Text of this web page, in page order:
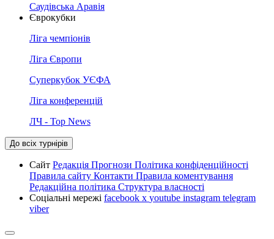
Саудівська Аравія
Єврокубки
Ліга чемпіонів
Ліга Європи
Суперкубок УЄФА
Ліга конференцій
ЛЧ - Top News
До всіх турнірів
Сайт Редакція Прогнози Політика конфіденційності
Правила сайту Контакти Правила коментування
Редакційна політика Структура власності
Соціальні мережі facebook x youtube instagram telegram
viber